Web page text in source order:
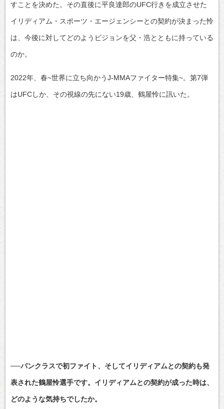
すことを決めた。その直後に平良達郎のUFC行きを成立させた
イリディアム・スポーツ・エージェンシーとの契約が決まった怜
は、今後に対してどのようビジョンを父・浩とともに持っている
のか。
2022年、春~世界に立ち向かうJ-MMAファイター特集~。第7弾
はUFCしか、その視線の先にない19歳、鶴屋怜に訊いた。
──パンクラスで初ファイト、そしてイリディアムとの契約も発
表された鶴屋怜選手です。イリディアムとの契約が成った時は、
どのような気持ちでしたか。